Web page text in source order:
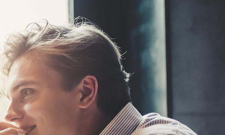
Intersport SportHaus
Mach Deinen Sport!